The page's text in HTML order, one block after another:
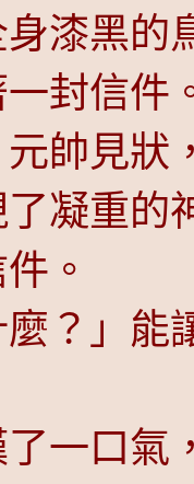
漆黑的
封信件
元帥見狀
凝重的
。
麼？」
一口氣